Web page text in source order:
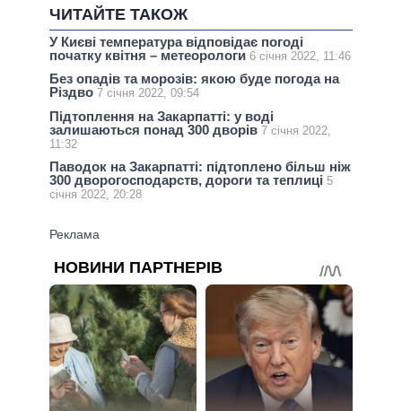
ЧИТАЙТЕ ТАКОЖ
У Києві температура відповідає погоді
початку квітня – метеорологи 6 січня 2022, 11:46
Без опадів та морозів: якою буде погода на
Різдво 7 січня 2022, 09:54
Підтоплення на Закарпатті: у воді
залишаються понад 300 дворів 7 січня 2022,
11:32
Паводок на Закарпатті: підтоплено більш ніж
300 дворогосподарств, дороги та теплиці 5
січня 2022, 20:28